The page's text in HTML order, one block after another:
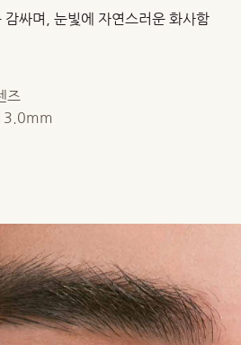
감싸며, 눈빛에 자연스러운 화사함
즈